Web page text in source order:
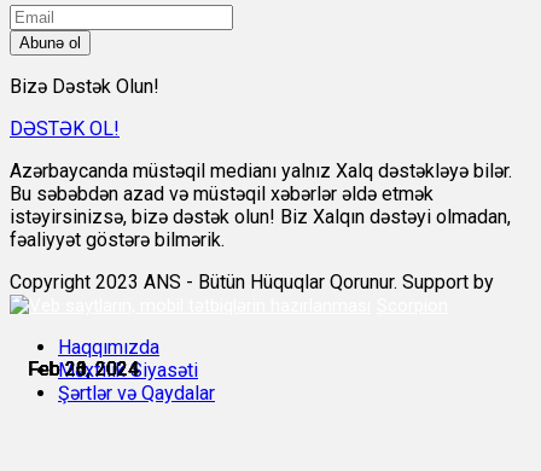
Feb 20, 2024
Feb 21, 2024
Feb 23, 2024
Feb 26, 2024
Feb 26, 2024
Feb 26, 2024
Abunə ol
Bizə Dəstək Olun!
DƏSTƏK OL!
Azərbaycanda müstəqil medianı yalnız Xalq dəstəkləyə bilər.
Bu səbəbdən azad və müstəqil xəbərlər əldə etmək
istəyirsinizsə, bizə dəstək olun! Biz Xalqın dəstəyi olmadan,
fəaliyyət göstərə bilmərik.
Copyright 2023 ANS - Bütün Hüquqlar Qorunur. Support by
Haqqımızda
Məxfilik Siyasəti
Şərtlər və Qaydalar